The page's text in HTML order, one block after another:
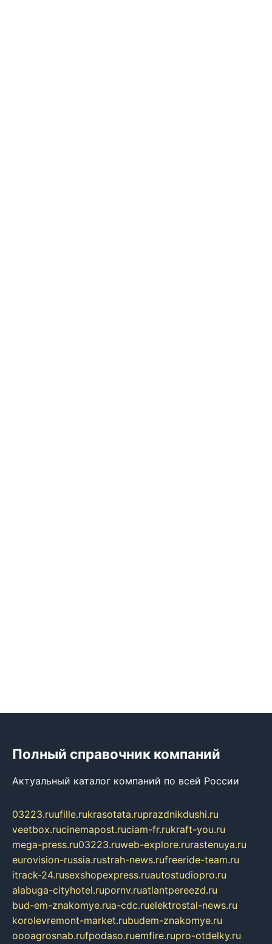
Полный справочник компаний
Актуальный каталог компаний по всей России
03223.ruufille.rukrasotata.ruprazdnikdushi.ru
veetbox.rucinemapost.ruciam-fr.rukraft-you.ru
mega-press.ru03223.ruweb-explore.rurastenuya.ru
eurovision-russia.rustrah-news.rufreeride-team.ru
itrack-24.rusexshopexpress.ruautostudiopro.ru
alabuga-cityhotel.rupornv.ruatlantpereezd.ru
bud-em-znakomye.rua-cdc.ruelektrostal-news.ru
korolevremont-market.rubudem-znakomye.ru
oooagrosnab.rufpodaso.ruemfire.rupro-otdelky.ru